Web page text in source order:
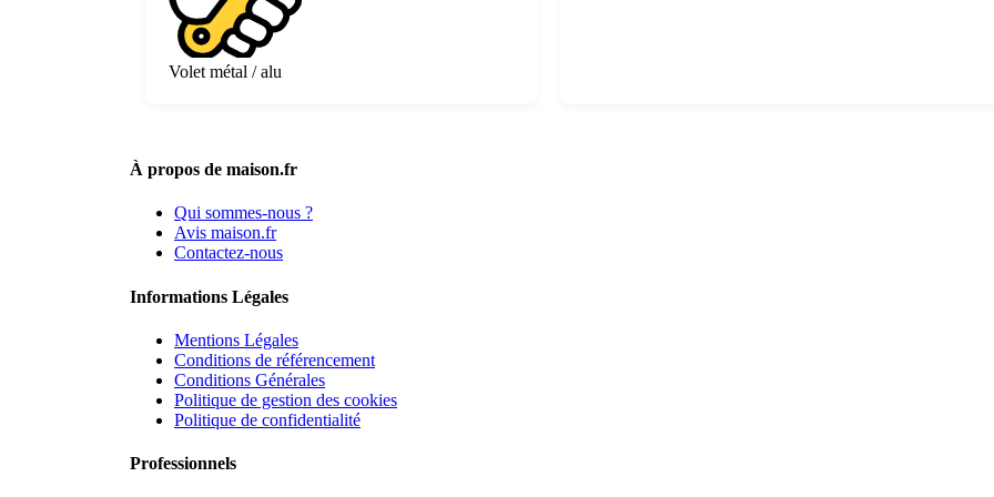
Volet métal / alu
À propos de maison.fr
Qui sommes-nous ?
Avis maison.fr
Contactez-nous
Informations Légales
Mentions Légales
Conditions de référencement
Conditions Générales
Politique de gestion des cookies
Politique de confidentialité
Professionnels